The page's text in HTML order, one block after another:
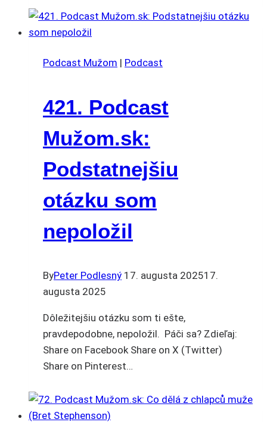
Podcast Mužom | Podcast
421. Podcast
Mužom.sk:
Podstatnejšiu
otázku som
nepoložil
ByPeter Podlesný 17. augusta 202517.
augusta 2025
Dôležitejšiu otázku som ti ešte,
pravdepodobne, nepoložil. Páči sa? Zdieľaj:
Share on Facebook Share on X (Twitter)
Share on Pinterest…